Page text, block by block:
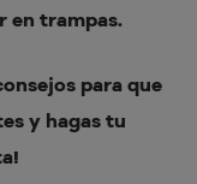
en trampas.
para que
y hagas tu